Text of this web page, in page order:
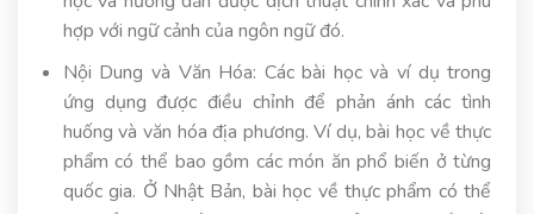
hợp với ngữ cảnh của ngôn ngữ đó.
Nội Dung và Văn Hóa: Các bài học và ví dụ trong
ứng dụng được điều chỉnh để phản ánh các tình
huống và văn hóa địa phương. Ví dụ, bài học về thực
phẩm có thể bao gồm các món ăn phổ biến ở từng
quốc gia. Ở Nhật Bản, bài học về thực phẩm có thể